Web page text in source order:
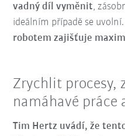
vadný díl vyměnit,
ideálním případě se
robotem zajišťuje
Zrychlit procesy,
namáhavé práce
Tim Hertz uvádí, že